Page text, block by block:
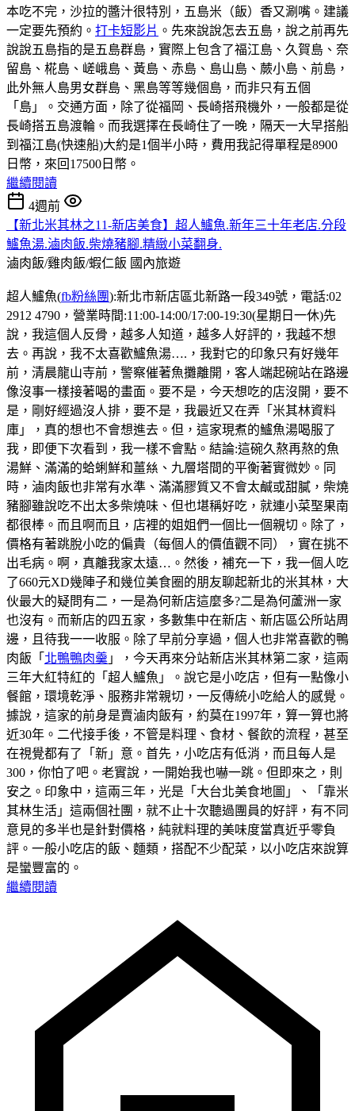
本吃不完，沙拉的醬汁很特別，五島米（飯）香又涮嘴。建議
一定要先預約。 打卡短影片 。先來說說怎去五島，說之前再先
說說五島指的是五島群島，實際上包含了福江島、久賀島、奈
留島、椛島、嵯峨島、黃島、赤島、島山島、蕨小島、前島，
此外無人島男女群島、黑島等等幾個島，而非只有五個
「島」。交通方面，除了從福岡、長崎搭飛機外，一般都是從
長崎搭五島渡輪。而我選擇在長崎住了一晚，隔天一大早搭船
到福江島(快速船)大約是1個半小時，費用我記得單程是8900
日幣，來回17500日幣。
繼續閱讀
4週前
【新北米其林之11-新店美食】超人鱸魚.新年三十年老店.分段
鱸魚湯.滷肉飯.柴燒豬腳.精緻小菜翻身.
滷肉飯/雞肉飯/蝦仁飯 國內旅遊
超人鱸魚(fb粉絲團):新北市新店區北新路一段349號，電話:02
2912 4790，營業時間:11:00-14:00/17:00-19:30(星期日一休)先
說，我這個人反骨，越多人知道，越多人好評的，我越不想
去。再說，我不太喜歡鱸魚湯….，我對它的印象只有好幾年
前，清晨龍山寺前，警察催著魚攤離開，客人端起碗站在路邊
像沒事一樣接著喝的畫面。要不是，今天想吃的店沒開，要不
是，剛好經過沒人排，要不是，我最近又在弄「米其林資料
庫」，真的想也不會想進去。但，這家現煮的鱸魚湯喝服了
我，即便下次看到，我一樣不會點。結論:這碗久熬再熬的魚
湯鮮、滿滿的蛤蜊鮮和薑𢇃、九層塔間的平衡著實微妙。同
時，滷肉飯也非常有水準、滿滿膠質又不會太鹹或甜膩，柴燒
豬腳雖說吃不出太多柴燒味、但也堪稱好吃，就連小菜埾果南
都很棒。而且啊而且，店裡的姐姐們一個比一個親切。除了，
價格有著跳脫小吃的偏貴（每個人的價值觀不同），實在挑不
出毛病。啊，真離我家太遠…。然後，補充一下，我一個人吃
了660元XD幾陣子和幾位美食圈的朋友聊起新北的米其林，大
伙最大的疑問有二，一是為何新店這麼多?二是為何蘆洲一家
也沒有。而新店的四五家，多數集中在新店、新店區公所站周
邊，且待我一一收服。除了早前分享過，個人也非常喜歡的鴨
肉飯「 北鴨鴨肉羹 」，今天再來分站新店米其林第二家，這兩
三年大紅特紅的「超人鱸魚」。說它是小吃店，但有一點像小
餐館，環境乾淨、服務非常親切，一反傳統小吃給人的感覺。
據說，這家的前身是賣滷肉飯有，約莫在1997年，算一算也將
近30年。二代接手後，不管是料理、食材、餐飲的流程，甚至
在視覺都有了「新」意。首先，小吃店有低消，而且每人是
300，你怕了吧。老實說，一開始我也嚇一跳。但即來之，則
安之。印象中，這兩三年，光是「大台北美食地圖」、「靠米
其林生活」這兩個社團，就不止十次聽過團員的好評，有不同
意見的多半也是針對價格，純就料理的美味度當真近乎零負
評。一般小吃店的飯、麵類，搭配不少配菜，以小吃店來說算
是蠻豐富的。
繼續閱讀